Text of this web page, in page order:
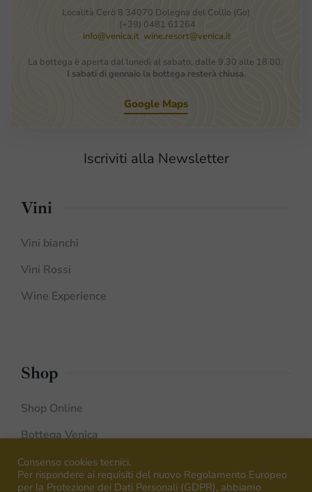
Località Cerò 8 34070 Dolegna del Collio (Go)
(+39) 0481 61264
info@venica.it wine.resort@venica.it
La bottega è aperta dal lunedì al sabato, dalle 9.30 alle 18.00.
I sabati di gennaio la bottega resterà chiusa.
Google Maps
Iscriviti alla Newsletter
Vini
Vini bianchi
Vini Rossi
Wine Experience
Shop
Shop Online
Bottega Venica
Negozi
Consenso cookies tecnici.
Per rispondere ai requisiti del nuovo Regolamento Europeo
per la Protezione dei Dati Personali (GDPR), abbiamo